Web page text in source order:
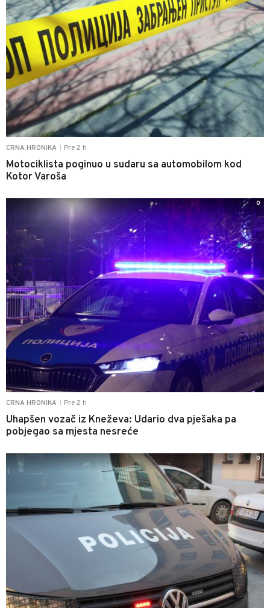
CRNA HRONIKA Pre 2 h
Motociklista poginuo u sudaru sa automobilom kod
Kotor Varoša
CRNA HRONIKA Pre 2 h
Uhapšen vozač iz Kneževa: Udario dva pješaka pa
pobjegao sa mjesta nesreće
0
0